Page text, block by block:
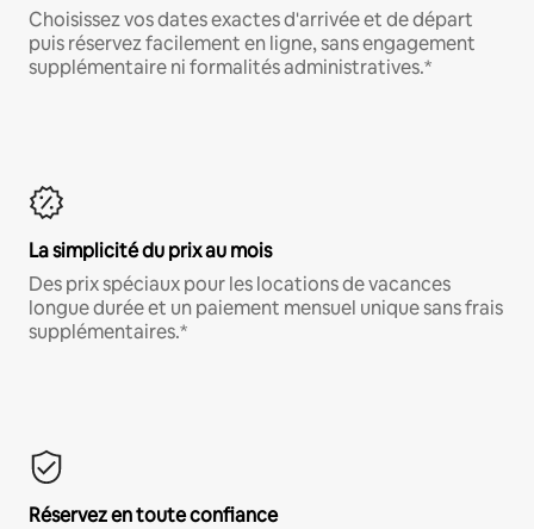
Choisissez vos dates exactes d'arrivée et de départ
puis réservez facilement en ligne, sans engagement
supplémentaire ni formalités administratives.*
La simplicité du prix au mois
Des prix spéciaux pour les locations de vacances
longue durée et un paiement mensuel unique sans frais
supplémentaires.*
Réservez en toute confiance